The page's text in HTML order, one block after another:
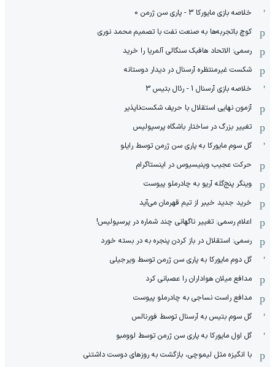
خلاصه بازی مایورکا 3 - پاری سن ژرمن 0
کوچ باتجربه‌ها به صنعت نفت با تصمیم محمد نوری
رسمی: الاتحاد هافبک سنگالی آلمریا را خرید
شکست غیرمنتظره آرسنال در دیدار دوستانه
خلاصه بازی آرسنال 1 - رئال بتیس 3
آزمون نهایی استقلال با حریف شکست‌ناپذیر
تغییر بزرگ در ساختار باشگاه پرسپولیس
گل سوم مایورکا به پاری سن ژرمن توسط رایلو
حرکت عجیب وینیسیوس در اینستاگرام
وینگر پنج‌گله آریو به چادرملو پیوست
خرید جدید خیبر از تیم قهرمان می‌آید
اعلام رسمی: تغییر ناگهانی چند شماره در پرسپولیس!
رسمی: استقلال در باز کردن پنجره به در بسته خورد
گل دوم مایورکا به پاری سن ژرمن توسط ویرجیلی
مدافع میلان هواداران را عصبانی کرد
مدافع راست نساجی به چادرملو پیوست
گل سوم بتیس به آرسنال توسط فورنالس
گل اول مایورکا به پاری سن ژرمن توسط لوومبو
با انگیزه مثل لیموچی، بازگشت به روزهای دوست داشتنی